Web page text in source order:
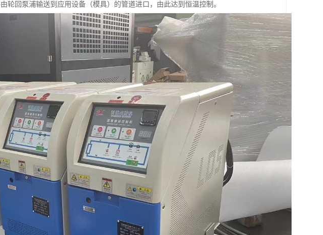
轮回泵浦输送到应用设备（模具）的管道进口，由此达到恒温控制。